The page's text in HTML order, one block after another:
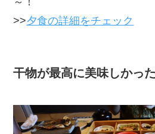
>>夕食の詳細をチェック
干物が最高に美味しかっ